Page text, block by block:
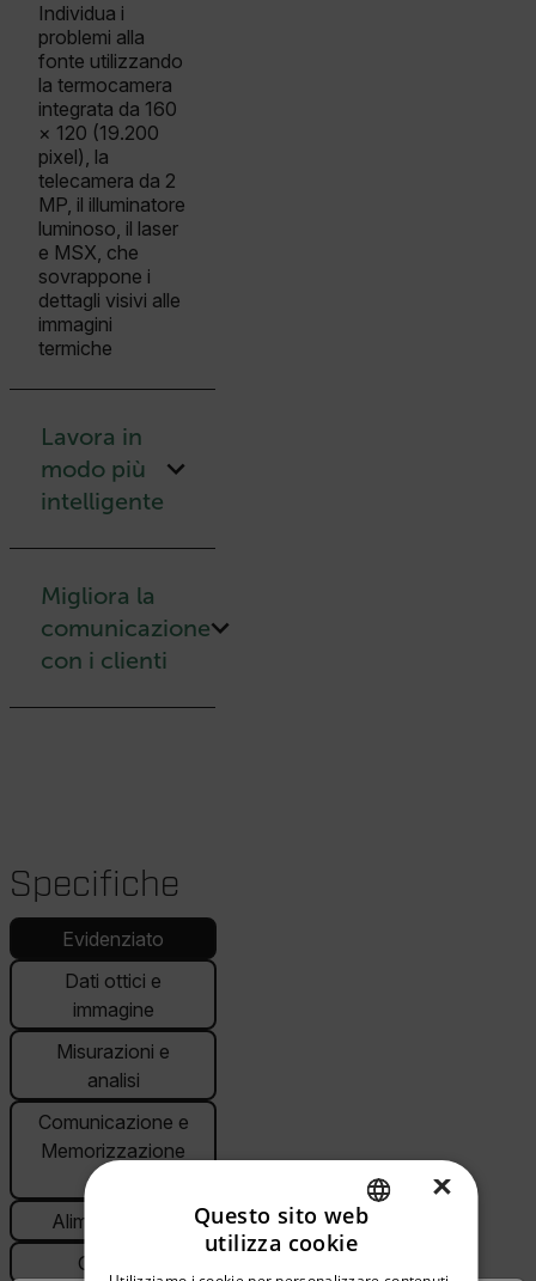
Individua i
problemi alla
fonte utilizzando
la termocamera
integrata da 160
× 120 (19.200
pixel), la
telecamera da 2
MP, il illuminatore
luminoso, il laser
e MSX, che
sovrappone i
dettagli visivi alle
immagini
termiche
Lavora in
modo più
intelligente
Migliora la
comunicazione
con i clienti
Specifiche
Evidenziato
Dati ottici e
immagine
Misurazioni e
analisi
Comunicazione e
Memorizzazione
Alimentazione
Generali
ENGLISH
×
Questo sito web
utilizza cookie